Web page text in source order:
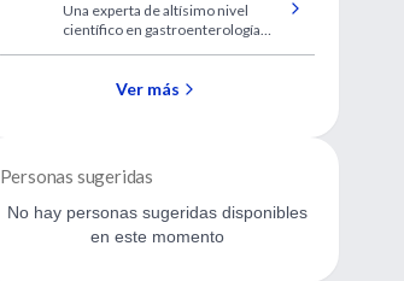
social, debe ocuparse de la
enfermedad y del entorno"
Una experta de altísimo nivel
científico en gastroenterología
de piel y un alto compromiso social
Ver más
Personas sugeridas
No hay personas sugeridas disponibles
en este momento